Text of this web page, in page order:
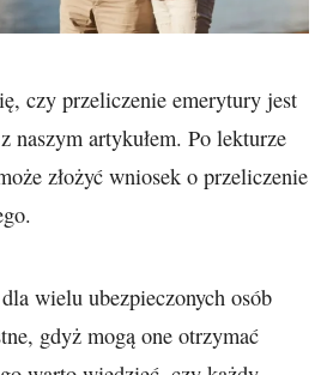
czy przeliczenie emerytury jest
naszym artykułem. Po lekturze
złożyć wniosek o przeliczenie
dla wielu ubezpieczonych osób
gdyż mogą one otrzymać